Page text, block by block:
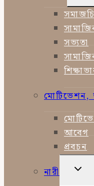
সভ্যতা
আবেগ
প্রবচন
নারী